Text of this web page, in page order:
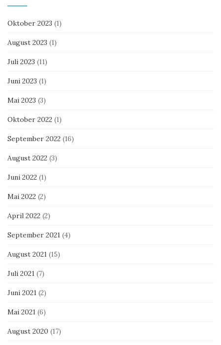
Oktober 2023 (1)
August 2023 (1)
Juli 2023 (11)
Juni 2023 (1)
Mai 2023 (3)
Oktober 2022 (1)
September 2022 (16)
August 2022 (3)
Juni 2022 (1)
Mai 2022 (2)
April 2022 (2)
September 2021 (4)
August 2021 (15)
Juli 2021 (7)
Juni 2021 (2)
Mai 2021 (6)
August 2020 (17)